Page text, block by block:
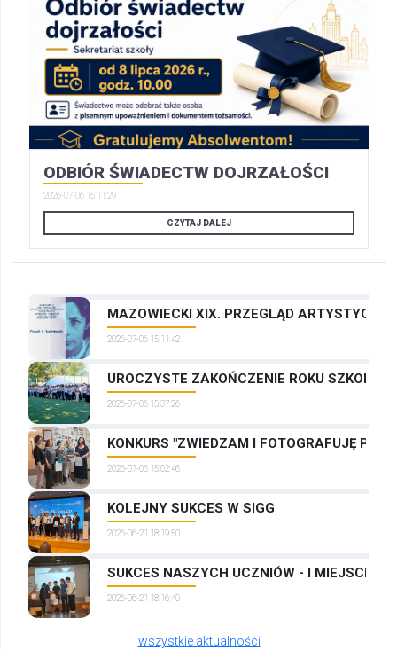
ODBIÓR ŚWIADECTW DOJRZAŁOŚCI
2026-07-06 15:11:29
CZYTAJ DALEJ
MAZOWIECKI XIX. PRZEGLĄD
2026-07-06 15:11:42
UROCZYSTE ZAKOŃCZENIE ROKU
2026-07-06 15:37:26
KONKURS "ZWIEDZAM I FOTOGRAFUJĘ
2026-07-06 15:02:46
KOLEJNY SUKCES W SIGG
2026-06-21 18:19:50
SUKCES NASZYCH UCZNIÓW - I MIEJSCE W
2026-06-21 18:16:40
wszystkie aktualności